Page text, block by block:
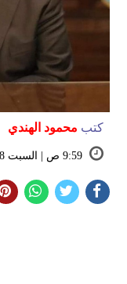
كتب محمود الهندي
9:59 ص | السبت 18 مايو 2024